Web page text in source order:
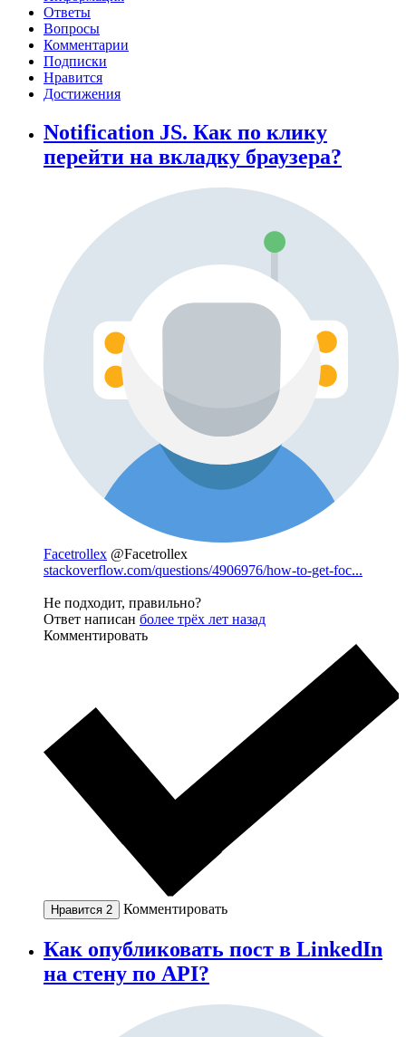
Ответы
Вопросы
Комментарии
Подписки
Нравится
Достижения
Notification JS. Как по клику
перейти на вкладку браузера?
Facetrollex @Facetrollex
stackoverflow.com/questions/4906976/how-to-get-foc...
Не подходит, правильно?
Ответ написан более трёх лет назад
Комментировать
Нравится 2 Комментировать
Как опубликовать пост в LinkedIn
на стену по API?